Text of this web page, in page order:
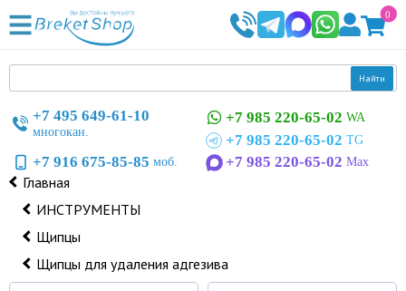
0
Найти
+7 495 649-61-10
многокан.
+7 916 675-85-85 моб.
+7 985 220-65-02 WA
+7 985 220-65-02 TG
+7 985 220-65-02 Max
Главная
ИНСТРУМЕНТЫ
Щипцы
Щипцы для удаления адгезива